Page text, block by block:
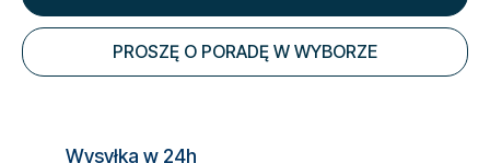
PROSZĘ O PORADĘ W WYBORZE
Wysyłka w 24h